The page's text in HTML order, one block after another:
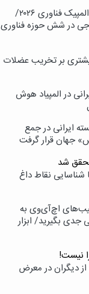
پردیس در تدارک میزبانی المپیک فناوری ۲۰۲۶/
در شش حوزه فناوری
بر تخریب عضلات
در المپیاد هوش
ایرانی در جمع
جهان قرار گرفت
شد
شناسایی نقاط داغ
اچ‌آی‌وی به
جدی بگیرید/ ابزار
نیست!
دیگران در معرض